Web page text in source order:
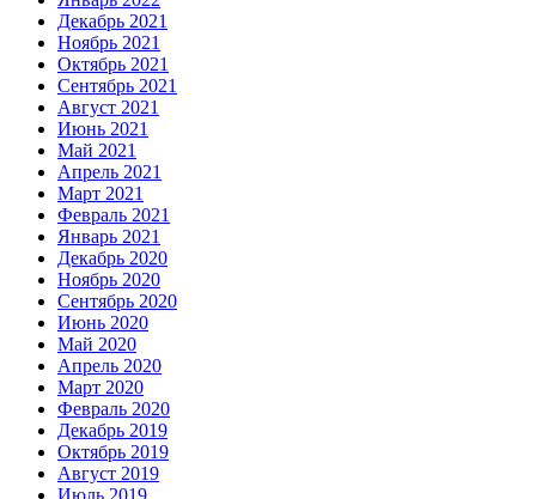
Декабрь 2021
Ноябрь 2021
Октябрь 2021
Сентябрь 2021
Август 2021
Июнь 2021
Май 2021
Апрель 2021
Март 2021
Февраль 2021
Январь 2021
Декабрь 2020
Ноябрь 2020
Сентябрь 2020
Июнь 2020
Май 2020
Апрель 2020
Март 2020
Февраль 2020
Декабрь 2019
Октябрь 2019
Август 2019
Июль 2019